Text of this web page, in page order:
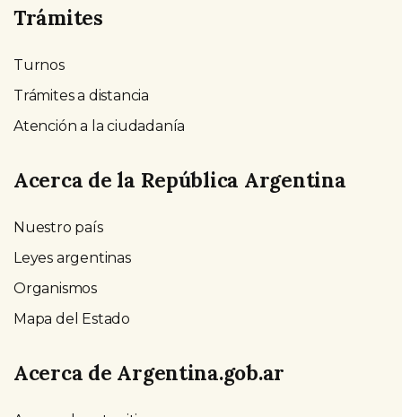
Trámites
Turnos
Trámites a distancia
Atención a la ciudadanía
Acerca de la República Argentina
Nuestro país
Leyes argentinas
Organismos
Mapa del Estado
Acerca de Argentina.gob.ar